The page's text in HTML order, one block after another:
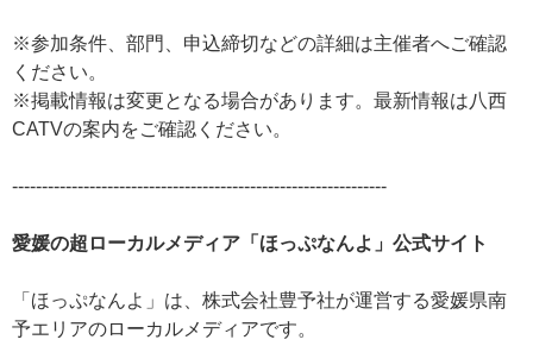
※参加条件、部門、申込締切などの詳細は主催者へご確認
ください。
※掲載情報は変更となる場合があります。最新情報は八西
CATVの案内をご確認ください。
---------------------------------------------------------------
愛媛の超ローカルメディア「ほっぷなんよ」公式サイト
「ほっぷなんよ」は、株式会社豊予社が運営する愛媛県南
予エリアのローカルメディアです。